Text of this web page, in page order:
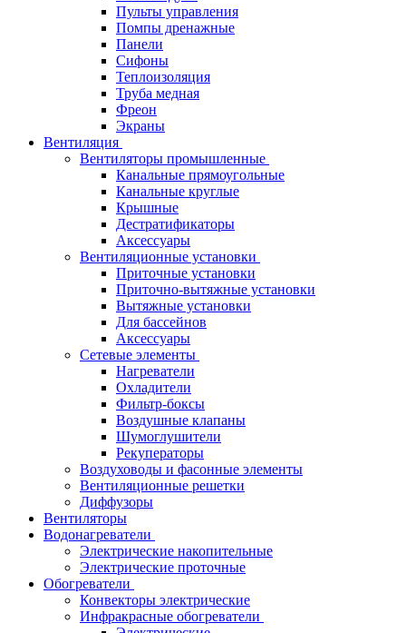
Пульты управления
Помпы дренажные
Панели
Сифоны
Теплоизоляция
Труба медная
Фреон
Экраны
Вентиляция
Вентиляторы промышленные
Канальные прямоугольные
Канальные круглые
Крышные
Дестратификаторы
Аксессуары
Вентиляционные установки
Приточные установки
Приточно-вытяжные установки
Вытяжные установки
Для бассейнов
Аксессуары
Сетевые элементы
Нагреватели
Охладители
Фильтр-боксы
Воздушные клапаны
Шумоглушители
Рекуператоры
Воздуховоды и фасонные элементы
Вентиляционные решетки
Диффузоры
Вентиляторы
Водонагреватели
Электрические накопительные
Электрические проточные
Обогреватели
Конвекторы электрические
Инфракрасные обогреватели